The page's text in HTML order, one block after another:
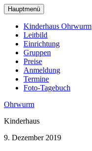
zum
Hauptinhalt
wechseln
Hauptmenü
Kinderhaus Ohrwurm
Leitbild
Einrichtung
Gruppen
Preise
Anmeldung
Termine
Foto-Tagebuch
Ohrwurm
Kinderhaus
9. Dezember 2019